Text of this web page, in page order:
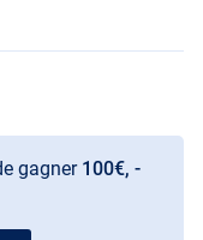
gagner 100€, -